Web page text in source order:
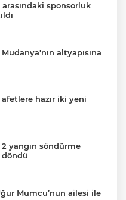
sponsorluk
altyapısına
hazır iki yeni
2 yangın söndürme
döndü
Mumcu’nun ailesi ile